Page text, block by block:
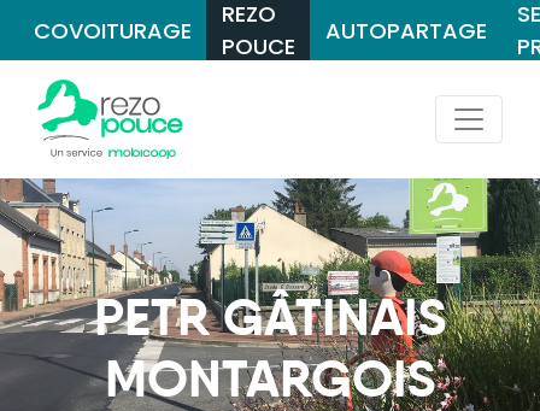
COVOITURAGE
REZO
POUCE
AUTOPARTAGE
PETR GÂTINAIS
MONTARGOIS